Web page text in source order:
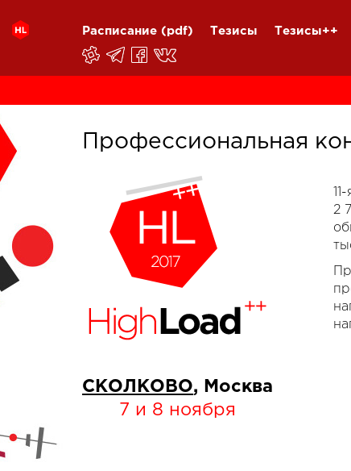
Расписание (pdf) Тезисы Тезисы++
Профессиональная
СКОЛКОВО, Москва
7 и 8 ноября
2